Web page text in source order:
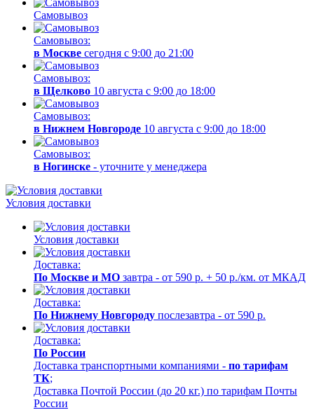
Самовывоз
Самовывоз:
в Москве сегодня с 9:00 до 21:00
Самовывоз:
в Щелково 10 августа с 9:00 до 18:00
Самовывоз:
в Нижнем Новгороде 10 августа с 9:00 до 18:00
Самовывоз:
в Ногинске - уточните у менеджера
Условия доставки
Условия доставки
Доставка:
По Москве и МО завтра - от 590 р. + 50 р./км. от МКАД
Доставка:
По Нижнему Новгороду послезавтра - от 590 р.
Доставка:
По России
Доставка транспортными компаниями - по тарифам
ТК;
Доставка Почтой России (до 20 кг.) по тарифам Почты
России